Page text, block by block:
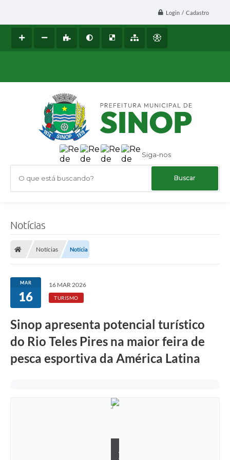
Login / Cadastro
Siga-nos
O que está buscando?
Notícias
Notícias Notícia
MAR
16
16 MAR 2026
TURISMO
Sinop apresenta potencial turístico
do Rio Teles Pires na maior feira de
pesca esportiva da América Latina
A
s